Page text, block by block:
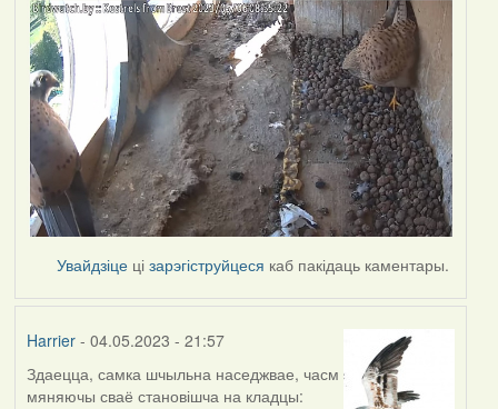
Увайдзіце цізарэгіструйцеся каб пакідаць каментары.
Harrier- 04.05.2023 - 21:57
Здаецца, самка шчыльна наседжвае, часм
мяняючы сваё становішча на кладцы: